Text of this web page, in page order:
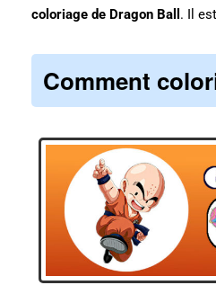
coloriage de Dragon Ball . Il
Comment